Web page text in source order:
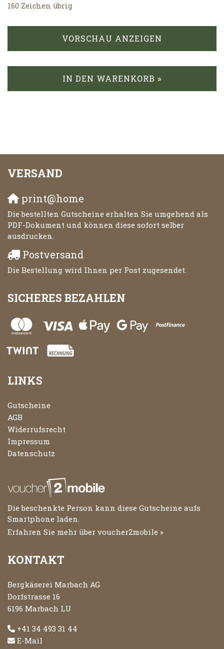
160 Zeichen übrig
VORSCHAU ANZEIGEN
IN DEN WARENKORB »
VERSAND
print@home
Die bestellten Gutscheine erhalten Sie umgehend als
PDF-Dokument und können diese sofort selber
ausdrucken.
Postversand
Die Bestellung wird Ihnen per Post zugesendet.
SICHERES BEZAHLEN
LINKS
Gutscheine
AGB
Widerrufsrecht
Impressum
Datenschutz
Die beschenkte Person kann diese Gutscheine aufs
Smartphone laden.
Erfahren Sie mehr über voucher2mobile »
KONTAKT
Bergkäserei Marbach AG
Dorfstrasse 16
6196 Marbach LU
+41 34 493 31 44
E-Mail